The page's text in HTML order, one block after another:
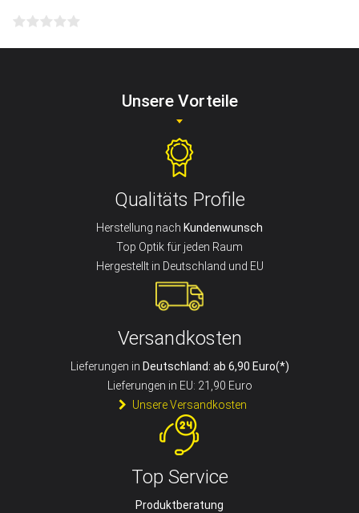
Unsere Vorteile
Qualitäts Profile
Herstellung nach Kundenwunsch
Top Optik für jeden Raum
Hergestellt in Deutschland und EU
Versandkosten
Lieferungen in Deutschland: ab 6,90 Euro(*)
Lieferungen in EU: 21,90 Euro
Unsere Versandkosten
Top Service
Produktberatung